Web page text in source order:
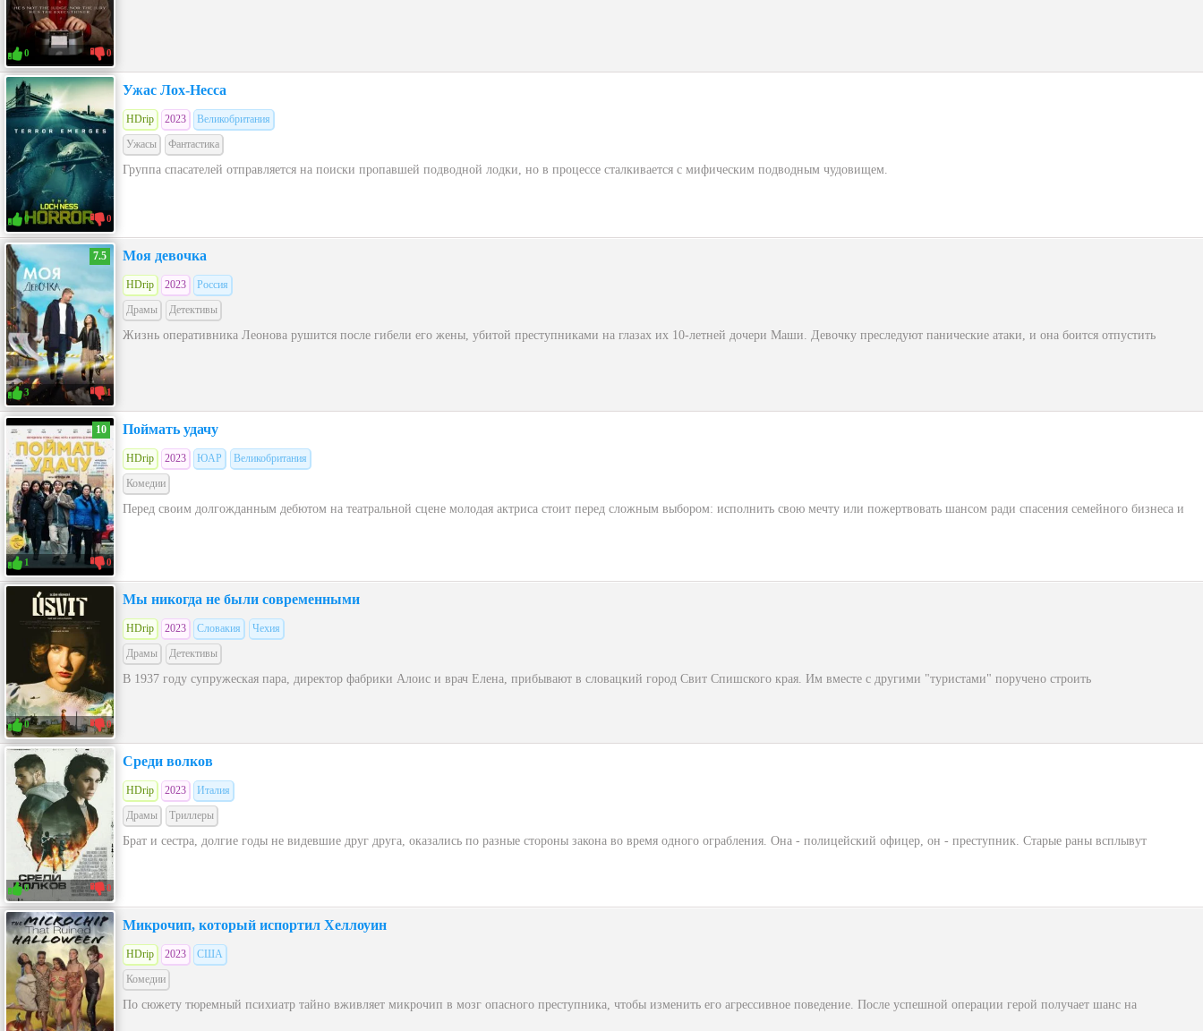
0 0
0 0
Ужас Лох-Несса
HDrip 2023
Великобритания
Ужасы
Фантастика
Группа спасателей отправляется на поиски пропавшей подводной лодки, но в процессе сталкивается с мифическим подводным чудовищем.
7.5
3 1
Моя девочка
HDrip 2023
Россия
Драмы
Детективы
Жизнь оперативника Леонова рушится после гибели его жены, убитой преступниками на глазах их 10-летней дочери Маши. Девочку преследуют панические атаки, и она боится отпустить
10
1 0
Поймать удачу
HDrip 2023 ЮАР
Великобритания
Комедии
Перед своим долгожданным дебютом на театральной сцене молодая актриса стоит перед сложным выбором: исполнить свою мечту или пожертвовать шансом ради спасения семейного бизнеса и
0 0
Мы никогда не были современными
HDrip 2023 Словакия
Чехия
Драмы
Детективы
В 1937 году супружеская пара, директор фабрики Алоис и врач Елена, прибывают в словацкий город Свит Спишского края. Им вместе с другими "туристами" поручено строить
0 0
Среди волков
HDrip 2023
Италия
Драмы
Триллеры
Брат и сестра, долгие годы не видевшие друг друга, оказались по разные стороны закона во время одного ограбления. Она - полицейский офицер, он - преступник. Старые раны всплывут
Микрочип, который испортил Хеллоуин
HDrip 2023
США
Комедии
По сюжету тюремный психиатр тайно вживляет микрочип в мозг опасного преступника, чтобы изменить его агрессивное поведение. После успешной операции герой получает шанс на